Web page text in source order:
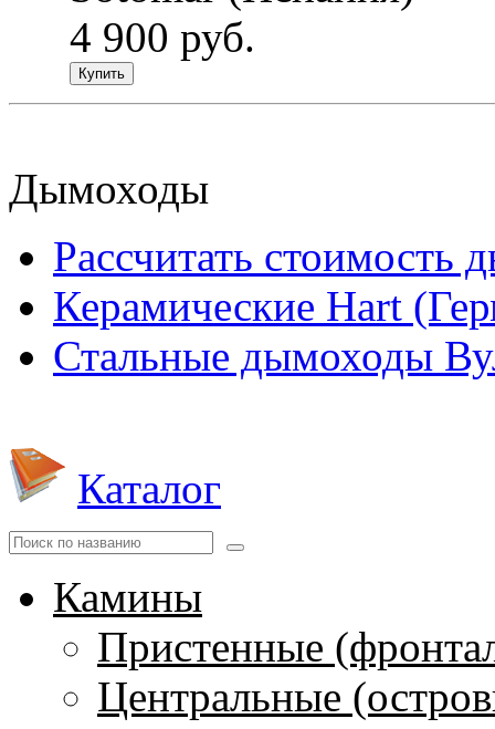
4 900 руб.
Купить
Дымоходы
Рассчитать стоимость
Керамические Hart
Стальные дымоходы
Каталог
Камины
Пристенные
Центральные